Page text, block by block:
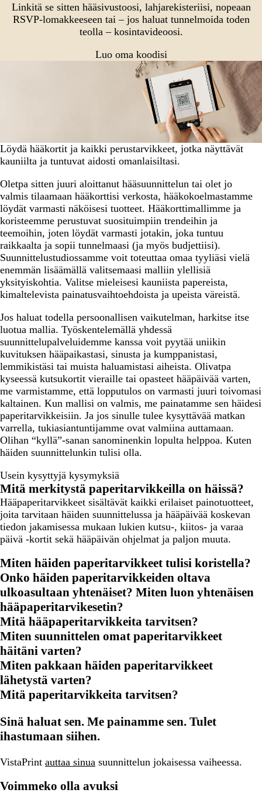
Linkitä se sitten hääsivustoosi, lahjarekisteriisi, nopeaan
RSVP-lomakkeeseen tai – jos haluat tunnelmoida toden
teolla – kosintavideoosi.
Luo oma koodisi
Löydä hääkortit ja kaikki perustarvikkeet, jotka näyttävät
kauniilta ja tuntuvat aidosti omanlaisiltasi.
Oletpa sitten juuri aloittanut hääsuunnittelun tai olet jo
valmis tilaamaan hääkorttisi verkosta, hääkokoelmastamme
löydät varmasti näköisesi tuotteet. Hääkorttimallimme ja
koristeemme perustuvat suosituimpiin trendeihin ja
teemoihin, joten löydät varmasti jotakin, joka tuntuu
raikkaalta ja sopii tunnelmaasi (ja myös budjettiisi).
Suunnittelustudiossamme voit toteuttaa omaa tyyliäsi vielä
enemmän lisäämällä valitsemaasi malliin ylellisiä
yksityiskohtia. Valitse mieleisesi kauniista papereista,
kimaltelevista painatusvaihtoehdoista ja upeista väreistä.
Jos haluat todella persoonallisen vaikutelman, harkitse itse
luotua mallia. Työskentelemällä yhdessä
suunnittelupalveluidemme kanssa voit pyytää uniikin
kuvituksen hääpaikastasi, sinusta ja kumppanistasi,
lemmikistäsi tai muista haluamistasi aiheista. Olivatpa
kyseessä kutsukortit vieraille tai opasteet hääpäivää varten,
me varmistamme, että lopputulos on varmasti juuri toivomasi
kaltainen. Kun mallisi on valmis, me painatamme sen häidesi
paperitarvikkeisiin. Ja jos sinulle tulee kysyttävää matkan
varrella, tukiasiantuntijamme ovat valmiina auttamaan.
Olihan “kyllä”-sanan sanominenkin lopulta helppoa. Kuten
häiden suunnittelunkin tulisi olla.
Usein kysyttyjä kysymyksiä
Mitä merkitystä paperitarvikkeilla on häissä?
Hääpaperitarvikkeet sisältävät kaikki erilaiset painotuotteet,
joita tarvitaan häiden suunnittelussa ja hääpäivää koskevan
tiedon jakamisessa mukaan lukien kutsu-, kiitos- ja varaa
päivä -kortit sekä hääpäivän ohjelmat ja paljon muuta.
Miten häiden paperitarvikkeet tulisi koristella?
Onko häiden paperitarvikkeiden oltava
ulkoasultaan yhtenäiset? Miten luon yhtenäisen
hääpaperitarvikesetin?
Mitä hääpaperitarvikkeita tarvitsen?
Miten suunnittelen omat paperitarvikkeet
häitäni varten?
Miten pakkaan häiden paperitarvikkeet
lähetystä varten?
Mitä paperitarvikkeita tarvitsen?
Sinä haluat sen. Me painamme sen. Tulet
ihastumaan siihen.
VistaPrint auttaa sinua suunnittelun jokaisessa vaiheessa.
Voimmeko olla avuksi